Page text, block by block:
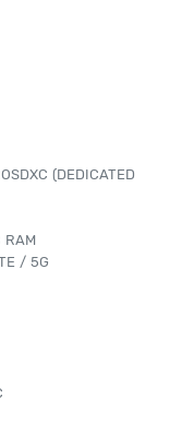
(DEDICATED
RAM
/ 5G